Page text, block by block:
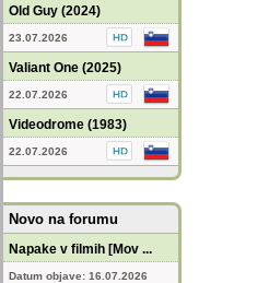
Old Guy (2024)
23.07.2026
Valiant One (2025)
22.07.2026
Videodrome (1983)
22.07.2026
Novo na forumu
Napake v filmih [Mov ...
Datum objave: 16.07.2026